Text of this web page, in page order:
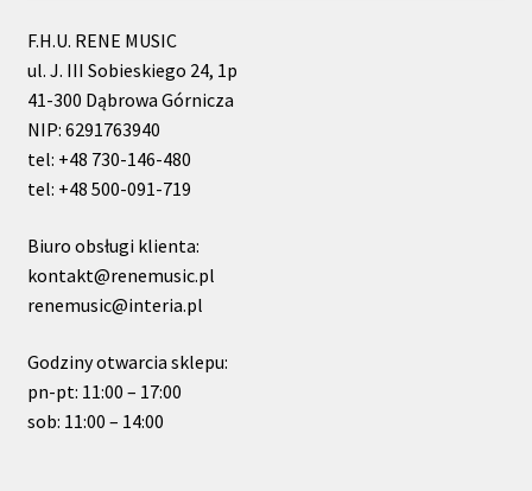
F.H.U. RENE MUSIC
ul. J. III Sobieskiego 24, 1p
41-300 Dąbrowa Górnicza
NIP: 6291763940
tel: +48 730-146-480
tel: +48 500-091-719
Biuro obsługi klienta:
kontakt@renemusic.pl
renemusic@interia.pl
Godziny otwarcia sklepu:
pn-pt: 11:00 – 17:00
sob: 11:00 – 14:00